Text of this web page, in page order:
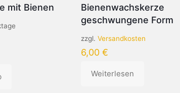
mit Bienen
Bienenwachskerze
geschwungene Form
zzgl. Versandkosten
6,00 €
Weiterlesen